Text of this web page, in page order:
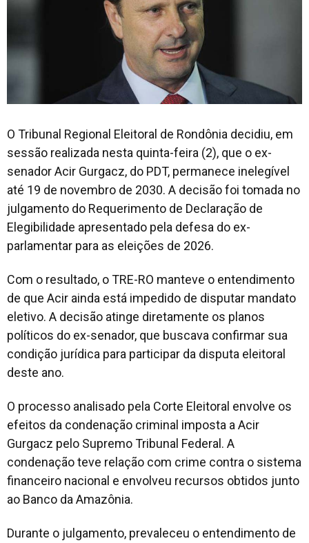
O Tribunal Regional Eleitoral de Rondônia decidiu, em
sessão realizada nesta quinta-feira (2), que o ex-
senador Acir Gurgacz, do PDT, permanece inelegível
até 19 de novembro de 2030. A decisão foi tomada no
julgamento do Requerimento de Declaração de
Elegibilidade apresentado pela defesa do ex-
parlamentar para as eleições de 2026.
Com o resultado, o TRE-RO manteve o entendimento
de que Acir ainda está impedido de disputar mandato
eletivo. A decisão atinge diretamente os planos
políticos do ex-senador, que buscava confirmar sua
condição jurídica para participar da disputa eleitoral
deste ano.
O processo analisado pela Corte Eleitoral envolve os
efeitos da condenação criminal imposta a Acir
Gurgacz pelo Supremo Tribunal Federal. A
condenação teve relação com crime contra o sistema
financeiro nacional e envolveu recursos obtidos junto
ao Banco da Amazônia.
Durante o julgamento, prevaleceu o entendimento de